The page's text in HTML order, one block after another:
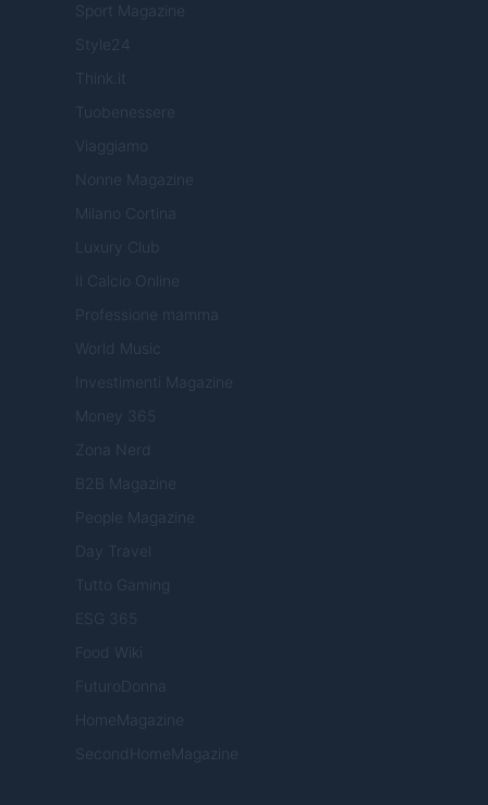
Sport Magazine
Style24
Think.it
Tuobenessere
Viaggiamo
Nonne Magazine
Milano Cortina
Luxury Club
Il Calcio Online
Professione mamma
World Music
Investimenti Magazine
Money 365
Zona Nerd
B2B Magazine
People Magazine
Day Travel
Tutto Gaming
ESG 365
Food Wiki
FuturoDonna
HomeMagazine
SecondHomeMagazine